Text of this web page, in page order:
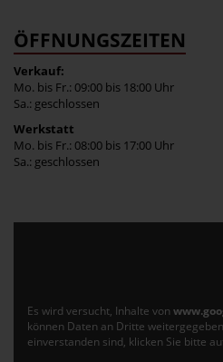
ÖFFNUNGSZEITEN
Verkauf:
Mo. bis Fr.: 09:00 bis 18:00 Uhr
Sa.: geschlossen
Werkstatt
Mo. bis Fr.: 08:00 bis 17:00 Uhr
Sa.: geschlossen
Es wird versucht, Inhalte von
können Daten an Dritte
einverstanden sind, klicken Sie bitte